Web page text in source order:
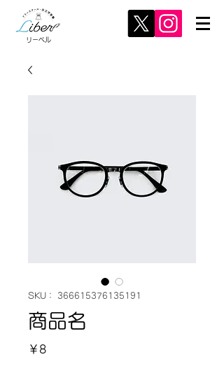
リーベル
SKU： 366615376135191
商品名
￥8価